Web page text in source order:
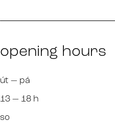
opening hours
út — pá
13 — 18 h
so